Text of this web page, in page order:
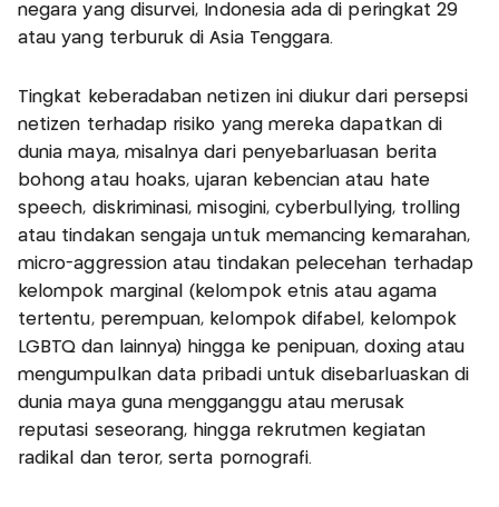
negara yang disurvei, Indonesia ada di peringkat 29
atau yang terburuk di Asia Tenggara.
Tingkat keberadaban netizen ini diukur dari persepsi
netizen terhadap risiko yang mereka dapatkan di
dunia maya, misalnya dari penyebarluasan berita
bohong atau hoaks, ujaran kebencian atau hate
speech, diskriminasi, misogini, cyberbullying, trolling
atau tindakan sengaja untuk memancing kemarahan,
micro-aggression atau tindakan pelecehan terhadap
kelompok marginal (kelompok etnis atau agama
tertentu, perempuan, kelompok difabel, kelompok
LGBTQ dan lainnya) hingga ke penipuan, doxing atau
mengumpulkan data pribadi untuk disebarluaskan di
dunia maya guna mengganggu atau merusak
reputasi seseorang, hingga rekrutmen kegiatan
radikal dan teror, serta pornografi.